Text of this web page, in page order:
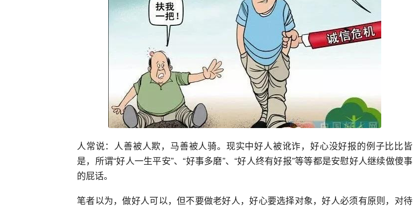
人常说：人善被人欺，马善被人骑。现实中好人被讹诈，好心没好报的例子比比皆
是，所谓“好人一生平安”、“好事多磨”、“好人终有好报”等等都是安慰好人继续做傻事
的屁话。
笔者以为，做好人可以，但不要做老好人，好心要选择对象，好人必须有原则，对待